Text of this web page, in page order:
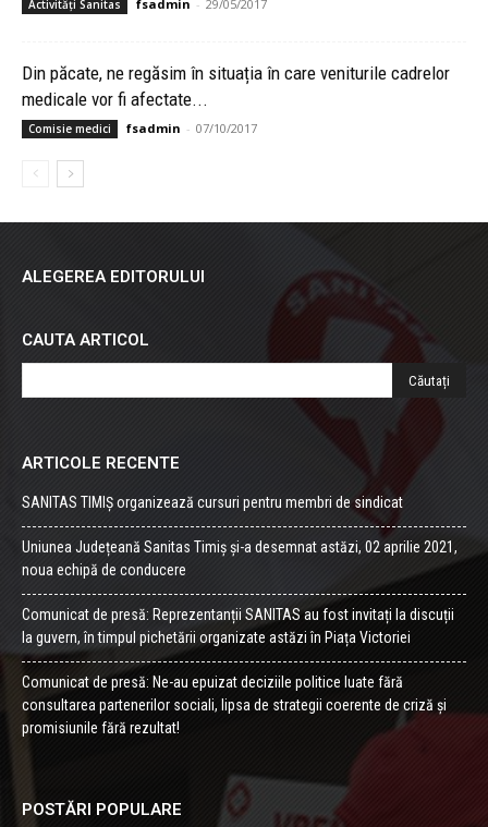
Activități Sanitas fsadmin - 29/05/2017
Din păcate, ne regăsim în situația în care veniturile cadrelor
medicale vor fi afectate...
Comisie medici fsadmin - 07/10/2017
ALEGEREA EDITORULUI
CAUTA ARTICOL
ARTICOLE RECENTE
SANITAS TIMIȘ organizează cursuri pentru membri de sindicat
Uniunea Județeană Sanitas Timiș și-a desemnat astăzi, 02 aprilie 2021,
noua echipă de conducere
Comunicat de presă: Reprezentanții SANITAS au fost invitați la discuții
la guvern, în timpul pichetării organizate astăzi în Piața Victoriei
Comunicat de presă: Ne-au epuizat deciziile politice luate fără
consultarea partenerilor sociali, lipsa de strategii coerente de criză și
promisiunile fără rezultat!
POSTĂRI POPULARE